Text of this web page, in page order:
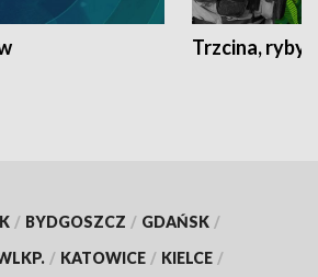
Trzcina, ryby
/ BYDGOSZCZ / GDAŃSK /
/ KATOWICE / KIELCE /